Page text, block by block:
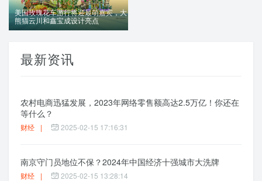
美国玫瑰花车游行将迎最萌嘉宾，大
熊猫云川和鑫宝成设计亮点
最新资讯
农村电商迅猛发展，2023年网络零售额高达2.5万亿！你还在
等什么？
财经 | 2025-02-15 17:16:31
南京守门员地位不保？2024年中国经济十强城市大洗牌
财经 | 2025-02-15 13:28:14